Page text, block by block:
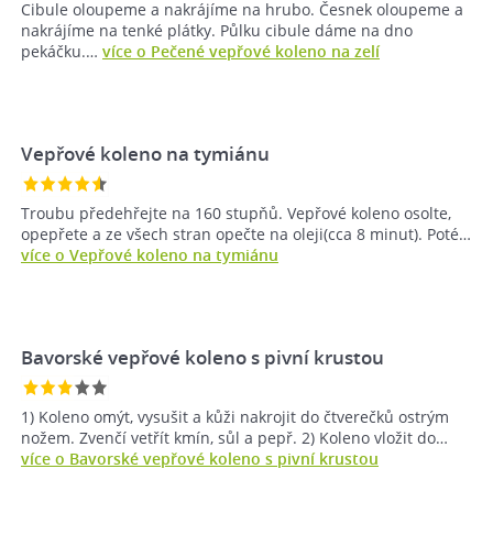
Cibule oloupeme a nakrájíme na hrubo. Česnek oloupeme a
nakrájíme na tenké plátky. Půlku cibule dáme na dno
pekáčku.… více o Pečené vepřové koleno na zelí
Vepřové koleno na tymiánu
Troubu předehřejte na 160 stupňů. Vepřové koleno osolte,
opepřete a ze všech stran opečte na oleji(cca 8 minut). Poté…
více o Vepřové koleno na tymiánu
Bavorské vepřové koleno s pivní krustou
1) Koleno omýt, vysušit a kůži nakrojit do čtverečků ostrým
nožem. Zvenčí vetřít kmín, sůl a pepř. 2) Koleno vložit do…
více o Bavorské vepřové koleno s pivní krustou